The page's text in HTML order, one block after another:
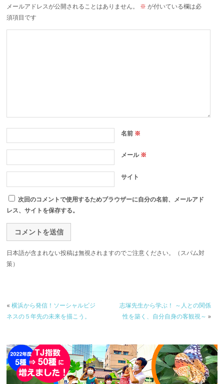
メールアドレスが公開されることはありません。 ※ が付いている欄は必
須項目です
名前 ※
メール※
サイト
次回のコメントで使用するためブラウザーに自分の名前、メールアド
レス、サイトを保存する。
日本語が含まれない投稿は無視されますのでご注意ください。（スパム対
策）
«横浜から発信！ソーシャルビジ
ネスの５年先の未来を描こう。
志塚先生から学ぶ！ ～人との関係
性を築く、自分自身の客観視～ »